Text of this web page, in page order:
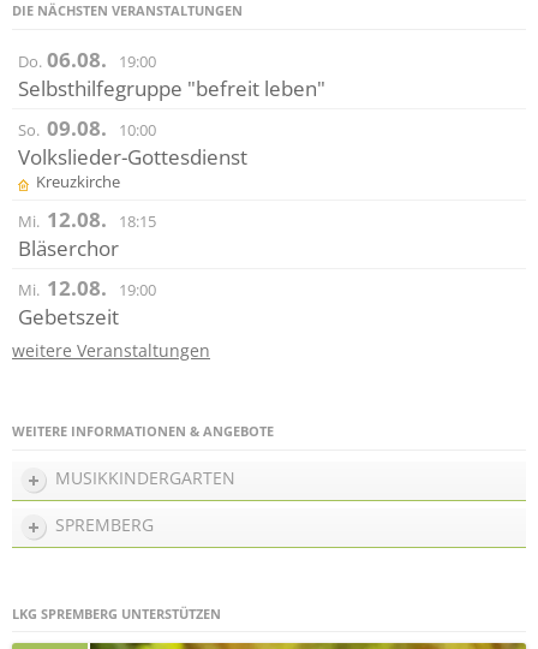
DIE NÄCHSTEN VERANSTALTUNGEN
Do. 06.08. 19:00
Selbsthilfegruppe "befreit leben"
So. 09.08. 10:00
Volkslieder-Gottesdienst
Kreuzkirche
Mi. 12.08. 18:15
Bläserchor
Mi. 12.08. 19:00
Gebetszeit
weitere Veranstaltungen
WEITERE INFORMATIONEN & ANGEBOTE
MUSIKKINDERGARTEN
SPREMBERG
LKG SPREMBERG UNTERSTÜTZEN